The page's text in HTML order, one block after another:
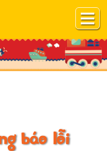
báo lỗi